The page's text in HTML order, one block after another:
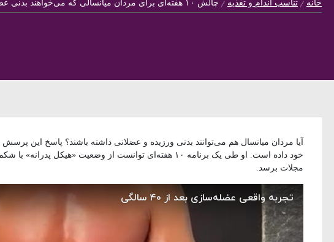
خانه تناسب اندام و تغذیه چالش ۱۰ هفته‌ای برای مردان میانسالی که می‌خواهند بدنی عضلانی داشته باشند
آیا مردان میانسال هم می‌توانند بدنی ورزیده و عضلانی داشته باشند؟ پاسخ این پرسش را یک
خود داده است. او طی یک برنامه ۱۰ هفته‌ای توانست از وضعیت
مجلات برسد.